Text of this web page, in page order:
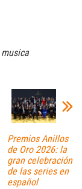
musica
Premios Anillos
de Oro 2026: la
gran celebración
de las series en
español